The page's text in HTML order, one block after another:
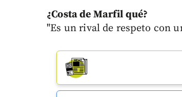
¿Costa de Marfil qué?
"Es un rival de respeto con